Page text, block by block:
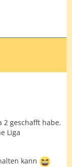
2 geschafft habe.
Liga
kann